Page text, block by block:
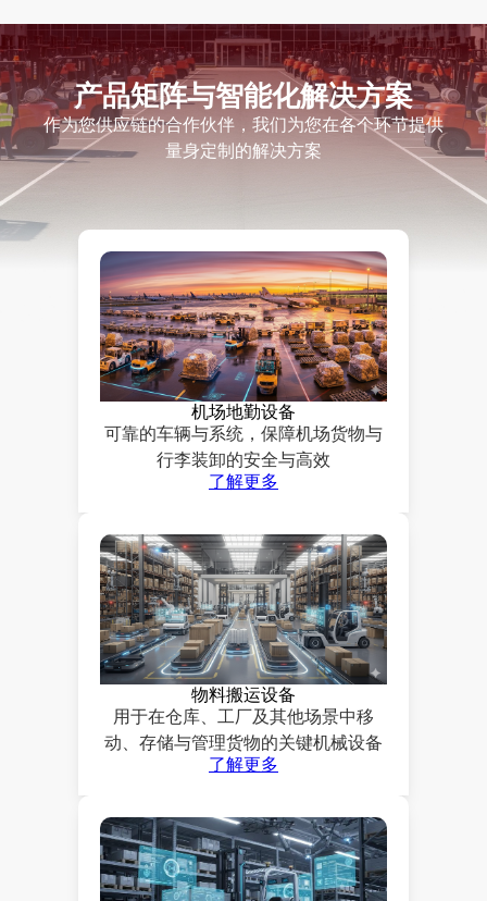
产品矩阵与智能化解决方案
作为您供应链的合作伙伴，我们为您在各个环节提供
量身定制的解决方案
机场地勤设备
可靠的车辆与系统，保障机场货物与
行李装卸的安全与高效
了解更多
物料搬运设备
用于在仓库、工厂及其他场景中移
动、存储与管理货物的关键机械设备
了解更多